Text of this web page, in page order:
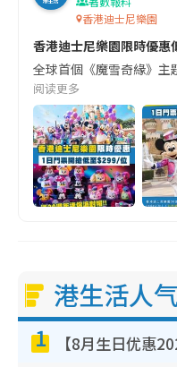
香港迪士尼樂園
香港迪士尼樂園限時優惠
全球首個《魔雪奇緣》
阅读更多
港生活人
1